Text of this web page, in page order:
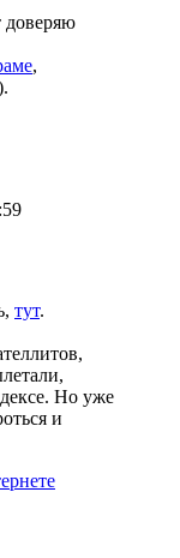
доверяю
,
тут.
Но уже
и